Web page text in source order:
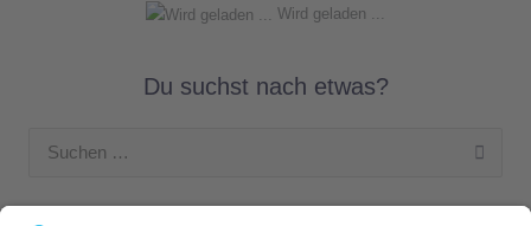
Wird geladen ...
Du suchst nach etwas?
Suchen